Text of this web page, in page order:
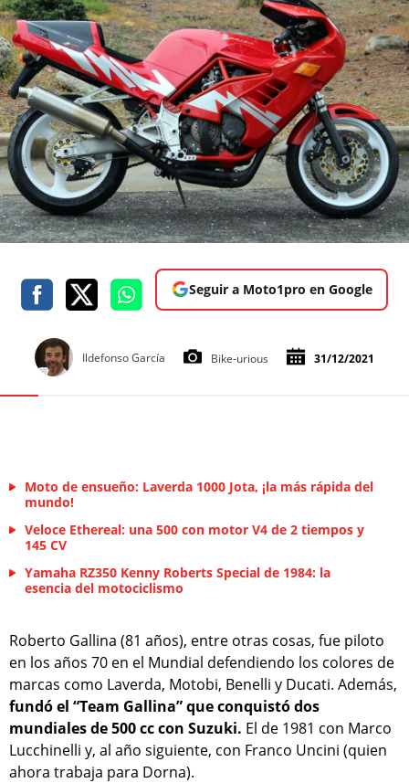
Seguir a Moto1pro en Google
Ildefonso García Bike-urious 31/12/2021
Moto de ensueño: Laverda 1000 Jota, ¡la más rápida del
mundo!
Veloce Ethereal: una 500 con motor V4 de 2 tiempos y
145 CV
Yamaha RZ350 Kenny Roberts Special de 1984: la
esencia del motociclismo
Roberto Gallina (81 años), entre otras cosas, fue piloto
en los años 70 en el Mundial defendiendo los colores de
marcas como Laverda, Motobi, Benelli y Ducati. Además,
fundó el “Team Gallina” que conquistó dos
mundiales de 500 cc con Suzuki. El de 1981 con Marco
Lucchinelli y, al año siguiente, con Franco Uncini (quien
ahora trabaja para Dorna).